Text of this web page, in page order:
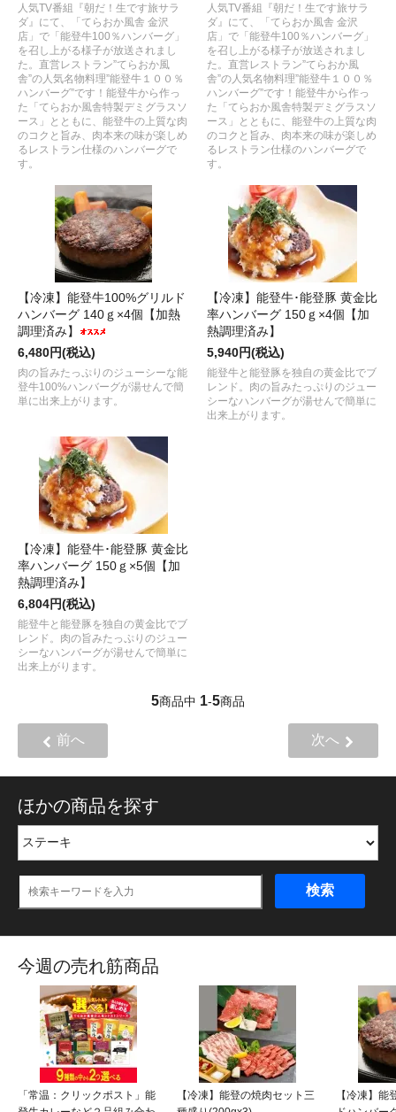
人気TV番組『朝だ！生です旅サラ
ダ』にて、「てらおか風舎 金沢
店」で「能登牛100％ハンバーグ」
を召し上がる様子が放送されまし
た。直営レストラン”てらおか風
舎”の人気名物料理”能登牛１００％
ハンバーグ”です！能登牛から作っ
た「てらおか風舎特製デミグラスソ
ース」とともに、能登牛の上質な肉
のコクと旨み、肉本来の味が楽しめ
るレストラン仕様のハンバーグで
す。
人気TV番組『朝だ！生です旅サラ
ダ』にて、「てらおか風舎 金沢
店」で「能登牛100％ハンバーグ」
を召し上がる様子が放送されまし
た。直営レストラン”てらおか風
舎”の人気名物料理”能登牛１００％
ハンバーグ”です！能登牛から作っ
た「てらおか風舎特製デミグラスソ
ース」とともに、能登牛の上質な肉
のコクと旨み、肉本来の味が楽しめ
るレストラン仕様のハンバーグで
す。
【冷凍】能登牛100%グリルド
ハンバーグ 140ｇ×4個【加熱
調理済み】
6,480円(税込)
肉の旨みたっぷりのジューシーな能
登牛100%ハンバーグが湯せんで簡
単に出来上がります。
【冷凍】能登牛･能登豚 黄金比
率ハンバーグ 150ｇ×4個【加
熱調理済み】
5,940円(税込)
能登牛と能登豚を独自の黄金比でブ
レンド。肉の旨みたっぷりのジュー
シーなハンバーグが湯せんで簡単に
出来上がります。
【冷凍】能登牛･能登豚 黄金比
率ハンバーグ 150ｇ×5個【加
熱調理済み】
6,804円(税込)
能登牛と能登豚を独自の黄金比でブ
レンド。肉の旨みたっぷりのジュー
シーなハンバーグが湯せんで簡単に
出来上がります。
5商品中 1-5商品
前へ 次へ
ほかの商品を探す
検索
今週の売れ筋商品
「常温：クリックポスト」能
【冷凍】能登の焼肉セット三
【冷凍】能